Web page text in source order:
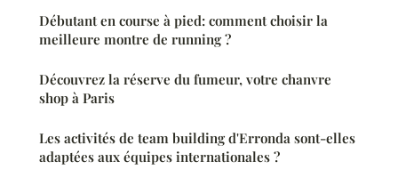
Débutant en course à pied: comment choisir la
meilleure montre de running ?
Découvrez la réserve du fumeur, votre chanvre
shop à Paris
Les activités de team building d'Erronda sont-elles
adaptées aux équipes internationales ?